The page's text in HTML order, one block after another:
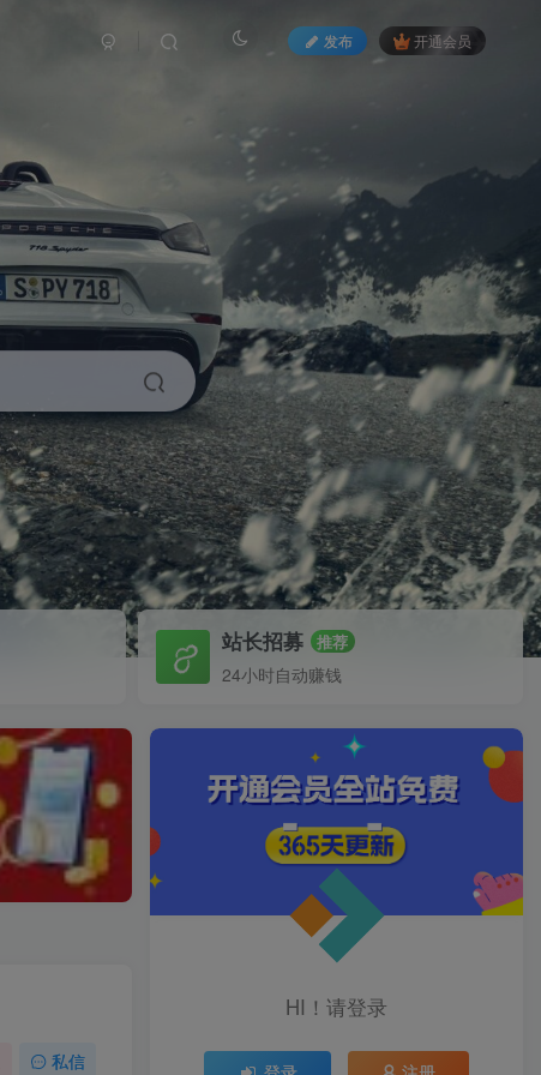
发布 开通会员
站长招募 推荐
24小时自动赚钱
私信
HI！请登录